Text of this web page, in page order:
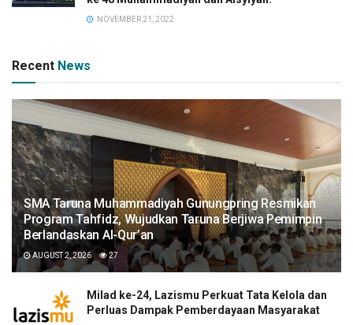
NOVEMBER 21, 2022
Recent News
SMA Taruna Muhammadiyah Gunungpring Resmikan
Program Tahfidz, Wujudkan Taruna Berjiwa Pemimpin
Berlandaskan Al-Qur’an
AUGUST 2, 2026 27
Milad ke-24, Lazismu Perkuat Tata Kelola dan
Perluas Dampak Pemberdayaan Masyarakat